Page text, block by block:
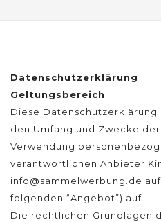
Datenschutzerklärung
Geltungsbereich
Diese Datenschutzerklärung
den Umfang und Zwecke
Verwendung
verantwortlichen Anbieter
info@sammelwerbung.de
folgenden “Angebot”) auf.
Die rechtlichen Grundlagen